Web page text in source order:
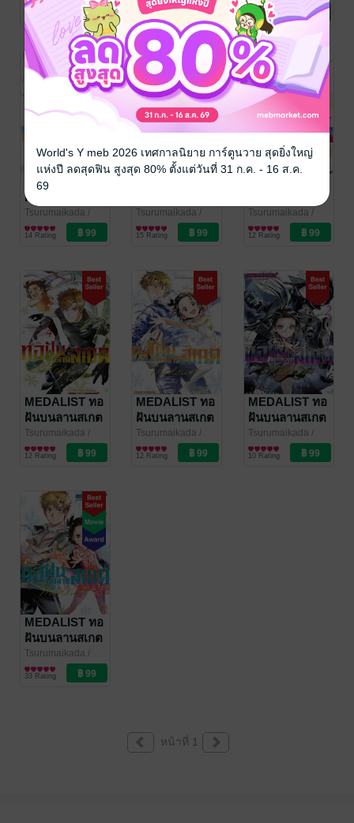
Siam Inter Comics
การ์ตูนทั่วไป
20 Rating
Siam Inter Comics
การ์ตูนทั่วไป
19 Rating
Siam Inter Comics
การ์ตูนทั่วไป
14 Rating
MEDALIST ทอ
ฝันบนลานสเกต
เล่ม 07
Tsurumaikada /
Siam Inter Comics
การ์ตูนทั่วไป
14 Rating
เล่ม 06
Tsurumaikada /
Siam Inter Comics
การ์ตูนทั่วไป
15 Rating
เล่ม 05
Tsurumaikada /
Siam Inter Comics
การ์ตูนทั่วไป
12 Rating
MEDALIST ทอ
ฝันบนลานสเกต
เล่ม 04
Tsurumaikada /
Siam Inter Comics
การ์ตูนทั่วไป
12 Rating
MEDALIST ทอ
ฝันบนลานสเกต
เล่ม 03
Tsurumaikada /
Siam Inter Comics
การ์ตูนทั่วไป
12 Rating
MEDALIST ทอ
ฝันบนลานสเกต
เล่ม 02
Tsurumaikada /
Siam Inter Comics
การ์ตูนทั่วไป
10 Rating
MEDALIST ทอ
ฝันบนลานสเกต
เล่ม 01
Tsurumaikada /
Siam Inter Comics
การ์ตูนทั่วไป
33 Rating
หน้าที่ 1
World's Y meb 2026 เทศกาลนิยาย การ์ตูนวาย สุดยิ่งใหญ่
แห่งปี ลดสุดฟิน สูงสุด 80% ตั้งแต่วันที่ 31 ก.ค. - 16 ส.ค.
69